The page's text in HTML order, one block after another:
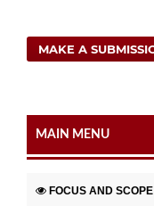
MAKE A
MAIN MENU
FOCUS AND SCOPE